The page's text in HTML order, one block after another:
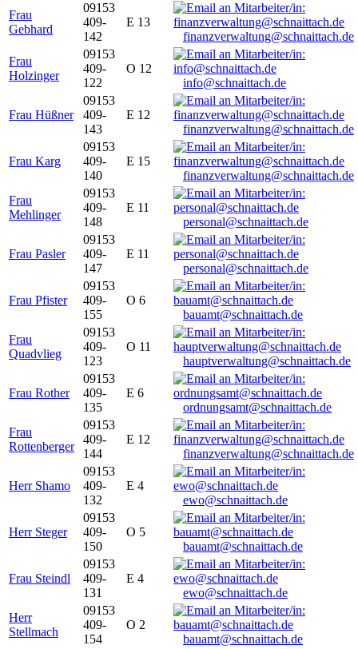
Frau
Gebhard
09153
409-
142
E 13
finanzverwaltung@schnaittach.de
Frau
Holzinger
09153
409-
122
O 12
info@schnaittach.de
Frau Hüßner
09153
409-
143
E 12
finanzverwaltung@schnaittach.de
Frau Karg
09153
409-
140
E 15
finanzverwaltung@schnaittach.de
Frau
Mehlinger
09153
409-
148
E 11
personal@schnaittach.de
Frau Pasler
09153
409-
147
E 11
personal@schnaittach.de
Frau Pfister
09153
409-
155
O 6
bauamt@schnaittach.de
Frau
Quadvlieg
09153
409-
123
O 11
hauptverwaltung@schnaittach.de
Frau Rother
09153
409-
135
E 6
ordnungsamt@schnaittach.de
Frau
Rottenberger
09153
409-
144
E 12
finanzverwaltung@schnaittach.de
Herr Shamo
09153
409-
132
E 4
ewo@schnaittach.de
Herr Steger
09153
409-
150
O 5
bauamt@schnaittach.de
Frau Steindl
09153
409-
131
E 4
ewo@schnaittach.de
Herr
Stellmach
09153
409-
154
O 2
bauamt@schnaittach.de